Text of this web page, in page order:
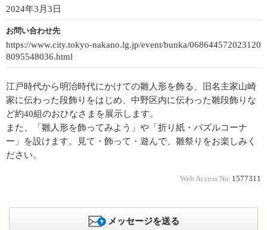
2024年3月3日
お問い合わせ先
https://www.city.tokyo-nakano.lg.jp/event/bunka/068644572023120
8095548036.html
江戸時代から明治時代にかけての雛人形を飾る、旧名主家山崎
家に伝わった段飾りをはじめ、中野区内に伝わった雛段飾りな
ど約40組のおひなさまを展示します。
また、「雛人形を飾ってみよう」や「折り紙・パズルコーナ
ー」を設けます。見て・飾って・遊んで、雛祭りをお楽しみく
ださい。
Web Access No. 1577311
メッセージを送る